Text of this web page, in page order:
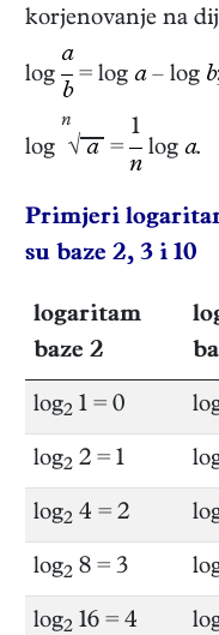
korjenovanje na
log
a
b
= log a– log b
log
n
√ a =
1
n
log a.
Primjeri
su baze 2, 3 i 10
logaritam
baze 2
log2 1 = 0
log2 2 = 1
log2 4 = 2
log2 8 = 3
log2 16 = 4